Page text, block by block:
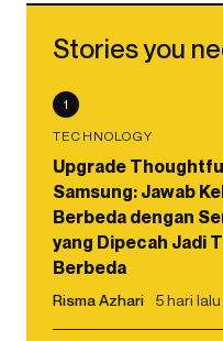
Stories you
1
TECHNOLOGY
Upgrade
Samsung: Jawab
Berbeda dengan
yang Dipecah Jadi
Berbeda
Risma Azhari 5 hari lalu